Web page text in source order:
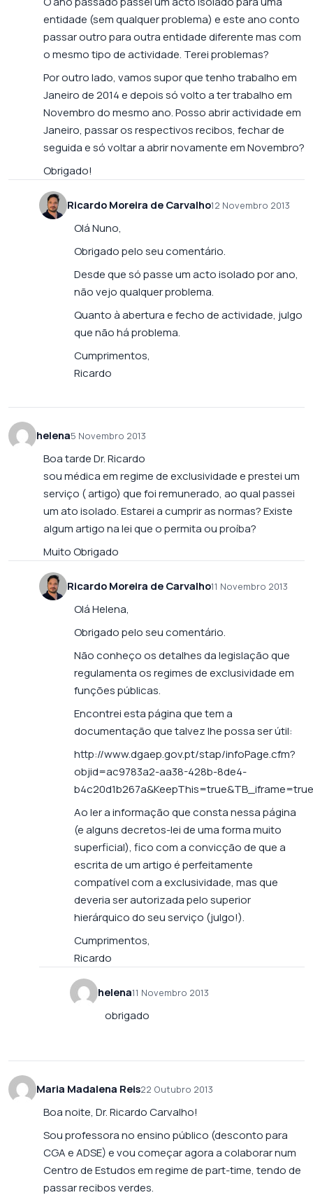
entidade (sem qualquer problema) e este ano conto
passar outro para outra entidade diferente mas com
o mesmo tipo de actividade. Terei problemas?
Por outro lado, vamos supor que tenho trabalho em
Janeiro de 2014 e depois só volto a ter trabalho em
Novembro do mesmo ano. Posso abrir actividade em
Janeiro, passar os respectivos recibos, fechar de
seguida e só voltar a abrir novamente em Novembro?
Obrigado!
Ricardo Moreira de Carvalho12 Novembro 2013
Olá Nuno,
Obrigado pelo seu comentário.
Desde que só passe um acto isolado por ano,
não vejo qualquer problema.
Quanto à abertura e fecho de actividade, julgo
que não há problema.
Cumprimentos,
Ricardo
helena5 Novembro 2013
Boa tarde Dr. Ricardo
sou médica em regime de exclusividade e prestei um
serviço ( artigo) que foi remunerado, ao qual passei
um ato isolado. Estarei a cumprir as normas? Existe
algum artigo na lei que o permita ou proíba?
Muito Obrigado
Ricardo Moreira de Carvalho11 Novembro 2013
Olá Helena,
Obrigado pelo seu comentário.
Não conheço os detalhes da legislação que
regulamenta os regimes de exclusividade em
funções públicas.
Encontrei esta página que tem a
documentação que talvez lhe possa ser útil:
http://www.dgaep.gov.pt/stap/infoPage.cfm?
objid=ac9783a2-aa38-428b-8de4-
Ao ler a informação que consta nessa página
(e alguns decretos-lei de uma forma muito
superficial), fico com a convicção de que a
escrita de um artigo é perfeitamente
compatível com a exclusividade, mas que
deveria ser autorizada pelo superior
hierárquico do seu serviço (julgo!).
Cumprimentos,
Ricardo
helena11 Novembro 2013
obrigado
Maria Madalena Reis22 Outubro 2013
Boa noite, Dr. Ricardo Carvalho!
Sou professora no ensino público (desconto para
CGA e ADSE) e vou começar agora a colaborar num
Centro de Estudos em regime de part-time, tendo de
passar recibos verdes.